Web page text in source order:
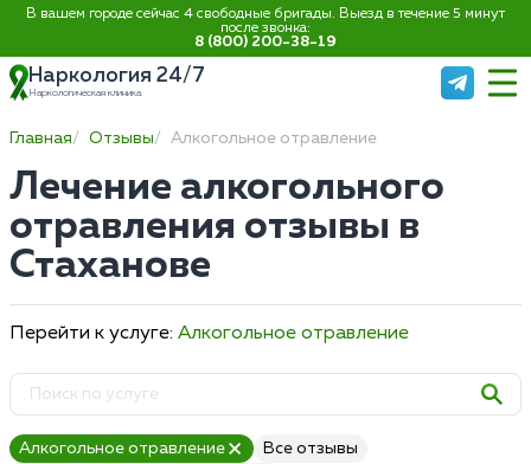
В вашем городе сейчас 4 свободные бригады. Выезд в течение 5 минут
после звонка:
8 (800) 200-38-19
Наркология 24/7
Наркологическая клиника
Главная Отзывы Алкогольное отравление
Лечение алкогольного
отравления отзывы в
Стаханове
Перейти к услуге: Алкогольное отравление
Алкогольное отравление
Все отзывы